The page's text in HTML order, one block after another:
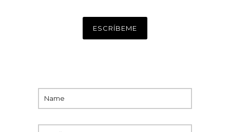
ESCRÍBEME